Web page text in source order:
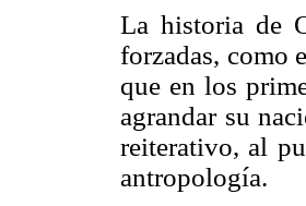
La historia de
forzadas, como
que en los
agrandar su
reiterativo, al
antropología.